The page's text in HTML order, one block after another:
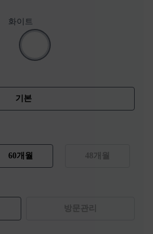
화이트
기본
60개월 48개월
방문관리